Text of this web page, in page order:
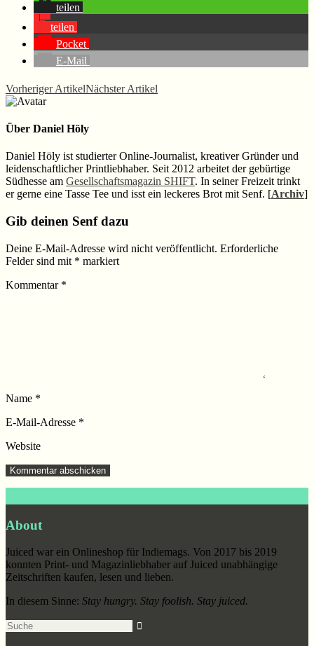
teilen
teilen
Pocket
E-Mail
Vorheriger ArtikelNächster Artikel
Über Daniel Höly
Daniel Höly ist studierter Online-Journalist, kreativer Gründer und
leidenschaftlicher Printliebhaber. Seit 2012 arbeitet der gebürtige
Südhesse am Gesellschaftsmagazin SHIFT. In seiner Freizeit trinkt
er gerne eine Tasse Tee und isst ein leckeres Brot mit Senf. [Archiv]
Leser-
Interaktionen
Gib deinen Senf dazu
Deine E-Mail-Adresse wird nicht veröffentlicht. Erforderliche
Felder sind mit * markiert
Kommentar *
Name *
E-Mail-Adresse *
Website
About
Juiced war ein Onlineshop für Indiemags. Von 2017 bis 2019
konnten Print- und Magazinliebhaber auf Juiced unabhängige
Zeitschriften kaufen, lesen und lieben.
In diesem Sinne: Stay hungry. Stay foolish. Stay juiced.
Suche